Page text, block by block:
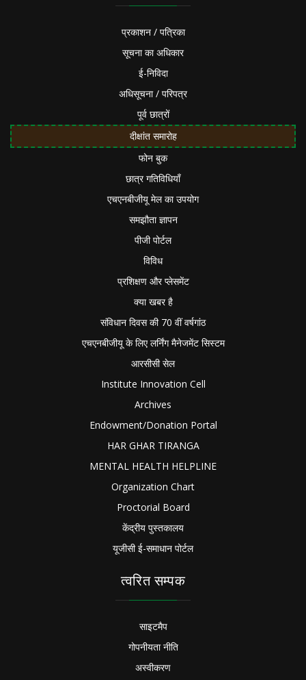
प्रकाशन / पत्रिका
सूचना का अधिकार
ई-निविदा
अधिसूचना / परिपत्र
पूर्व छात्रों
दीक्षांत समारोह
फोन बुक
छात्र गतिविधियाँ
एचएनबीजीयू मेल का उपयोग
समझौता ज्ञापन
पीजी पोर्टल
विविध
प्रशिक्षण और प्लेसमेंट
क्या खबर है
संविधान दिवस की 70 वीं वर्षगांठ
एचएनबीजीयू के लिए लर्निंग मैनेजमेंट सिस्टम
आरसीसी सेल
Institute Innovation Cell
Archives
Endowment/Donation Portal
HAR GHAR TIRANGA
MENTAL HEALTH HELPLINE
Organization Chart
Proctorial Board
केंद्रीय पुस्तकालय
यूजीसी ई-समाधान पोर्टल
त्वरित सम्पक
साइटमैप
गोपनीयता नीति
अस्वीकरण